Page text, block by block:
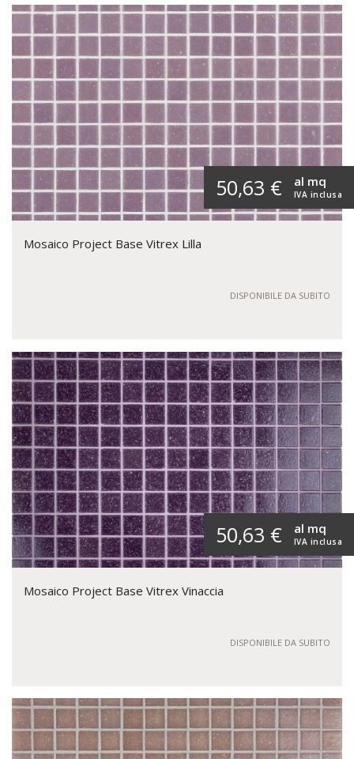
50,63 € IVA inclusa
al mq
Mosaico Project Base Vitrex Lilla
DISPONIBILE DA SUBITO
50,63 € IVA inclusa
al mq
Mosaico Project Base Vitrex Vinaccia
DISPONIBILE DA SUBITO